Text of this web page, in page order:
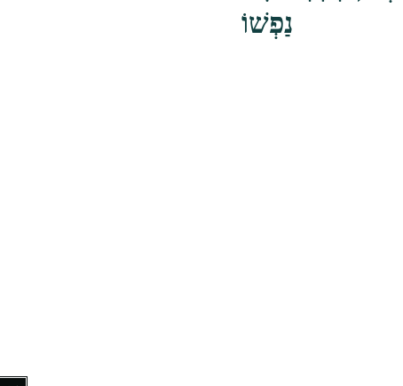
נַפְשׁוֹ